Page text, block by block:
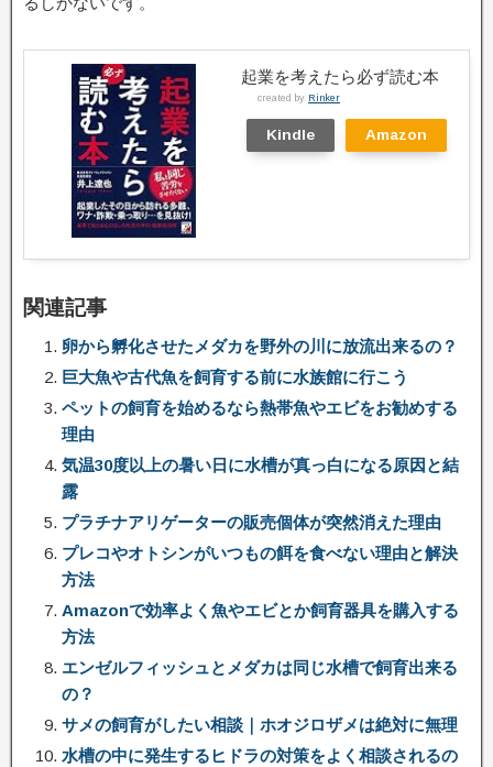
起業を考えたら必ず読む本
created by Rinker
Kindle Amazon
関連記事
卵から孵化させたメダカを野外の川に放流出来るの？
巨大魚や古代魚を飼育する前に水族館に行こう
ペットの飼育を始めるなら熱帯魚やエビをお勧めする
理由
気温30度以上の暑い日に水槽が真っ白になる原因と結
露
プラチナアリゲーターの販売個体が突然消えた理由
プレコやオトシンがいつもの餌を食べない理由と解決
方法
Amazonで効率よく魚やエビとか飼育器具を購入する
方法
エンゼルフィッシュとメダカは同じ水槽で飼育出来る
の？
サメの飼育がしたい相談｜ホオジロザメは絶対に無理
水槽の中に発生するヒドラの対策をよく相談されるの